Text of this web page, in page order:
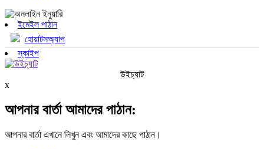
ইমেইল পাঠান
হোয়াটসঅ্যাপ
স্কাইপ
উইচ্যাট
x
আপনার বার্তা আমাদের পাঠান:
আপনার বার্তা এখানে লিখুন এবং আমাদের কাছে পাঠান।